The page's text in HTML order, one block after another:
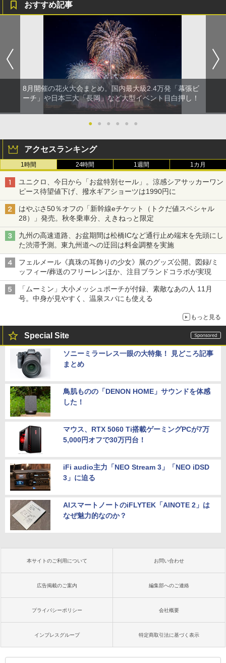
おすすめ記事
8月開催の花火大会まとめ。国内最大級2.4万発「幕張ビ
ーチ」や日本三大「長岡」など大型イベント目白押し！
● ● ● ● ● ●
アクセスランキング
1時間 24時間 1週間 1カ月
ユニクロ、今日から「お盆特別セール」。涼感シアサッカーワン
ピース待望値下げ、撥水ギアショーツは1990円に
はやぶさ50％オフの「新幹線eチケット（トクだ値スペシャル
28）」発売。秋冬乗車分、えきねっと限定
九州の高速道路、お盆期間は松橋ICなど通行止め端末を先頭にし
た渋滞予測。東九州道への迂回は料金調整を実施
フェルメール《真珠の耳飾りの少女》展のグッズ公開。図録/ミ
ッフィー/葬送のフリーレンほか、注目ブランドコラボが実現
「ムーミン」大小メッシュポーチが付録、素敵なあの人 11月
号。中身が見やすく、温泉スパにも使える
もっと見る
Special Site
ソニーミラーレス一眼の大特集！ 見どころ記事
まとめ
鳥肌ものの「DENON HOME」サウンドを体感
した！
マウス、RTX 5060 Ti搭載ゲーミングPCが7万
5,000円オフで30万円台！
iFi audio主力「NEO Stream 3」「NEO iDSD
3」に迫る
AIスマートノートのiFLYTEK「AINOTE 2」は
なぜ魅力的なのか？
本サイトのご利用について お問い合わせ
広告掲載のご案内 編集部へのご連絡
プライバシーポリシー 会社概要
インプレスグループ 特定商取引法に基づく表示